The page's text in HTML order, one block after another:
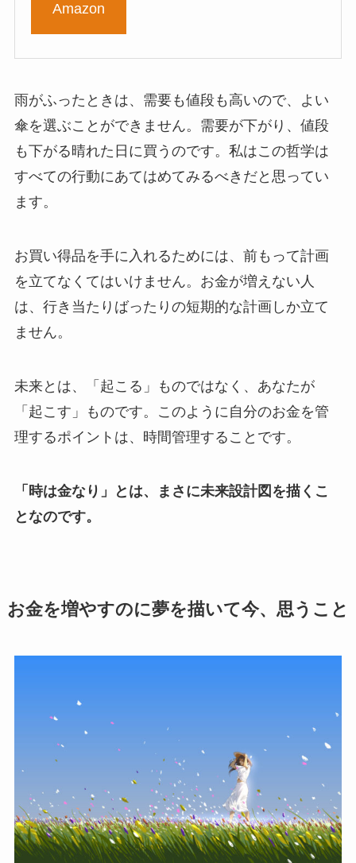
Amazon
雨がふったときは、需要も値段も高いので、よい
傘を選ぶことができません。需要が下がり、値段
も下がる晴れた日に買うのです。私はこの哲学は
すべての行動にあてはめてみるべきだと思ってい
ます。
お買い得品を手に入れるためには、前もって計画
を立てなくてはいけません。お金が増えない人
は、行き当たりばったりの短期的な計画しか立て
ません。
未来とは、「起こる」ものではなく、あなたが
「起こす」ものです。このように自分のお金を管
理するポイントは、時間管理することです。
「時は金なり」とは、まさに未来設計図を描くこ
となのです。
お金を増やすのに夢を描いて今、思うこと